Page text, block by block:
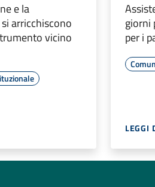
e la
arricchiscono
vicino
giorni
per i
LEGGI